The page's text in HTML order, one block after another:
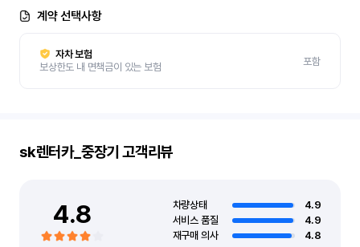
계약 선택사항
자차 보험
보상한도 내 면책금이 있는 보험
포함
sk렌터카_중장기 고객리뷰
4.8 차량상태
4.9
서비스 품질
4.9
재구매 의사
4.8